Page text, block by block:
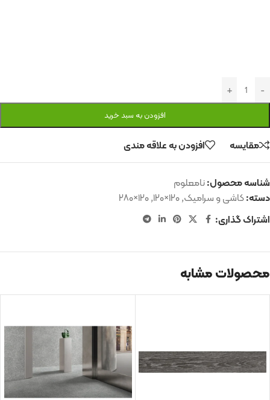
افزودن به سبد خرید
مقایسه افزودن به علاقه مندی
شناسه محصول:نامعلوم
دسته:کاشی و سرامیک,۱۲۰×۱۲۰ ,۱۲۰×۲۸۰
اشتراک گذاری:
محصولات مشابه